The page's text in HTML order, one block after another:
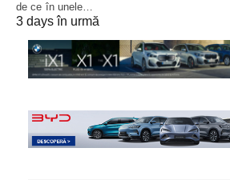
de ce în unele…
3 days în urmă